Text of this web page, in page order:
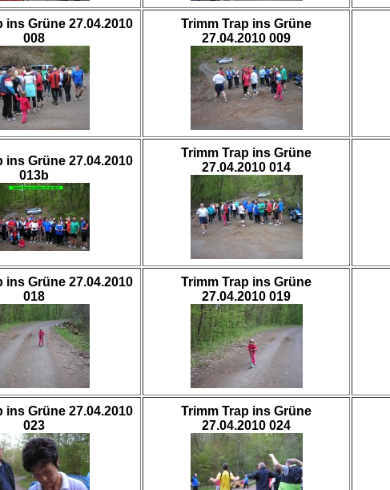
ins Grüne 27.04.2010
008
Trimm Trap ins Grüne
27.04.2010 009
ins Grüne 27.04.2010
013b
Trimm Trap ins Grüne
27.04.2010 014
ins Grüne 27.04.2010
018
Trimm Trap ins Grüne
27.04.2010 019
ins Grüne 27.04.2010
023
Trimm Trap ins Grüne
27.04.2010 024